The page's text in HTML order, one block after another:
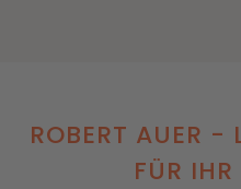
ROBERT AUER -
FÜR